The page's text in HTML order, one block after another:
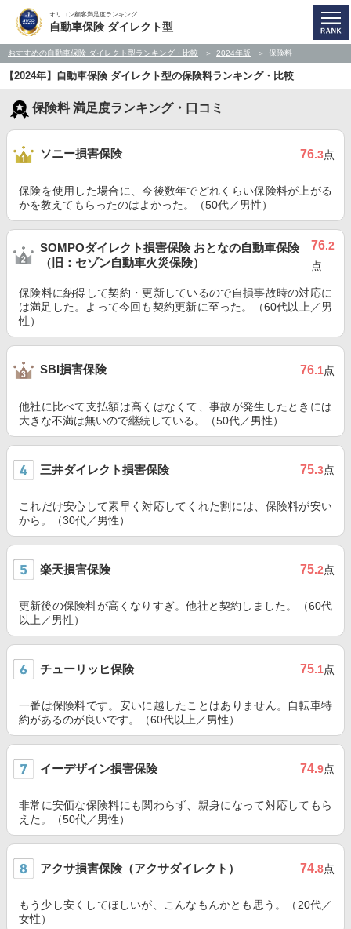
オリコン顧客満足度ランキング
自動車保険 ダイレクト型
おすすめの自動車保険 ダイレクト型ランキング・比較 2024年版 保険料
【2024年】自動車保険 ダイレクト型の保険料ランキング・比較
保険料 満足度ランキング・口コミ
ソニー損害保険 76.3点
保険を使用した場合に、今後数年でどれくらい保険料が上がる
かを教えてもらったのはよかった。（50代／男性）
SOMPOダイレクト損害保険 おとなの自動車保険
（旧：セゾン自動車火災保険）
76.2
点
保険料に納得して契約・更新しているので自損事故時の対応に
は満足した。よって今回も契約更新に至った。（60代以上／男
性）
SBI損害保険 76.1点
他社に比べて支払額は高くはなくて、事故が発生したときには
大きな不満は無いので継続している。（50代／男性）
三井ダイレクト損害保険 75.3点
これだけ安心して素早く対応してくれた割には、保険料が安い
から。（30代／男性）
楽天損害保険 75.2点
更新後の保険料が高くなりすぎ。他社と契約しました。（60代
以上／男性）
チューリッヒ保険 75.1点
一番は保険料です。安いに越したことはありません。自転車特
約があるのが良いです。（60代以上／男性）
イーデザイン損害保険 74.9点
非常に安価な保険料にも関わらず、親身になって対応してもら
えた。（50代／男性）
アクサ損害保険（アクサダイレクト） 74.8点
もう少し安くしてほしいが、こんなもんかとも思う。（20代／
女性）